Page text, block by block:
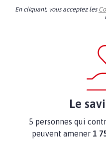
En cliquant, vous acceptez les
Le
5 personnes qui
peuvent amener 1